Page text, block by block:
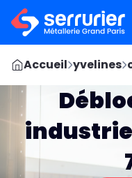
Accueil yvelines